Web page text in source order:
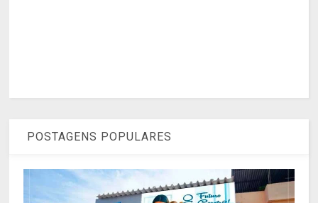
POSTAGENS POPULARES